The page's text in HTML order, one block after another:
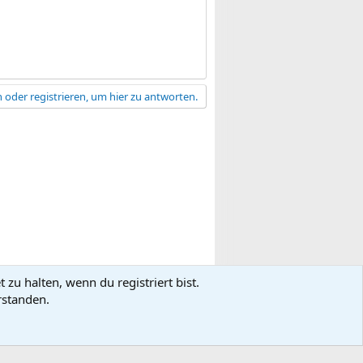
oder registrieren, um hier zu antworten.
Datenschutz
zu halten, wenn du registriert bist.